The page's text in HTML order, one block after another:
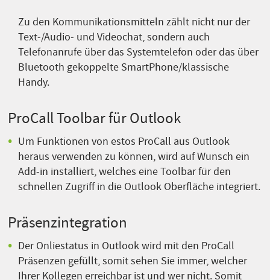
Zu den Kommunikationsmitteln zählt nicht nur der
Text-/Audio- und Videochat, sondern auch
Telefonanrufe über das Systemtelefon oder das über
Bluetooth gekoppelte SmartPhone/klassische
Handy.
ProCall Toolbar für Outlook
Um Funktionen von estos ProCall aus Outlook
heraus verwenden zu können, wird auf Wunsch ein
Add-in installiert, welches eine Toolbar für den
schnellen Zugriff in die Outlook Oberfläche integriert.
Präsenzintegration
Der Onliestatus in Outlook wird mit den ProCall
Präsenzen gefüllt, somit sehen Sie immer, welcher
Ihrer Kollegen erreichbar ist und wer nicht. Somit